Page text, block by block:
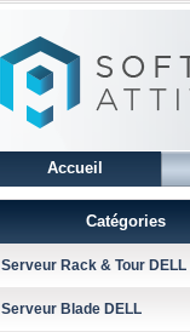
Accueil
Catégories
Serveur Rack & Tour DELL
Serveur Blade DELL